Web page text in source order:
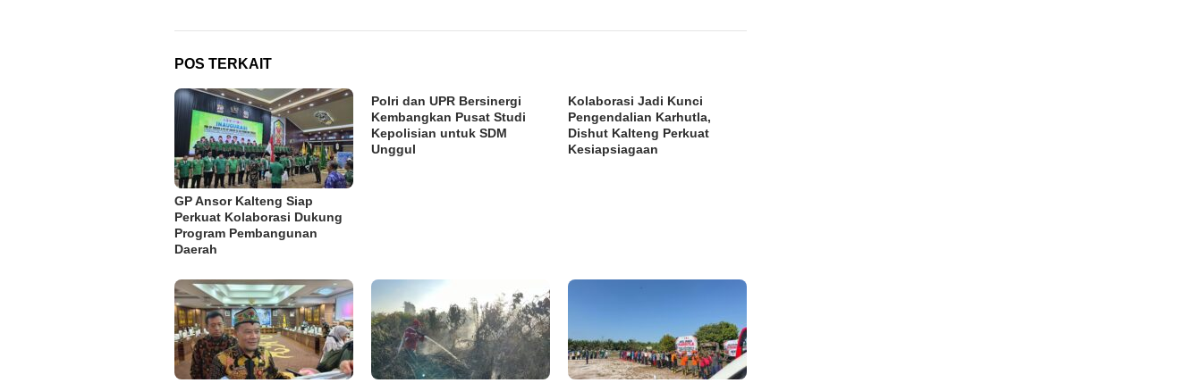
POS TERKAIT
GP Ansor Kalteng Siap
Perkuat Kolaborasi Dukung
Program Pembangunan
Daerah
Polri dan UPR Bersinergi
Kembangkan Pusat Studi
Kepolisian untuk SDM
Unggul
Kolaborasi Jadi Kunci
Pengendalian Karhutla,
Dishut Kalteng Perkuat
Kesiapsiagaan